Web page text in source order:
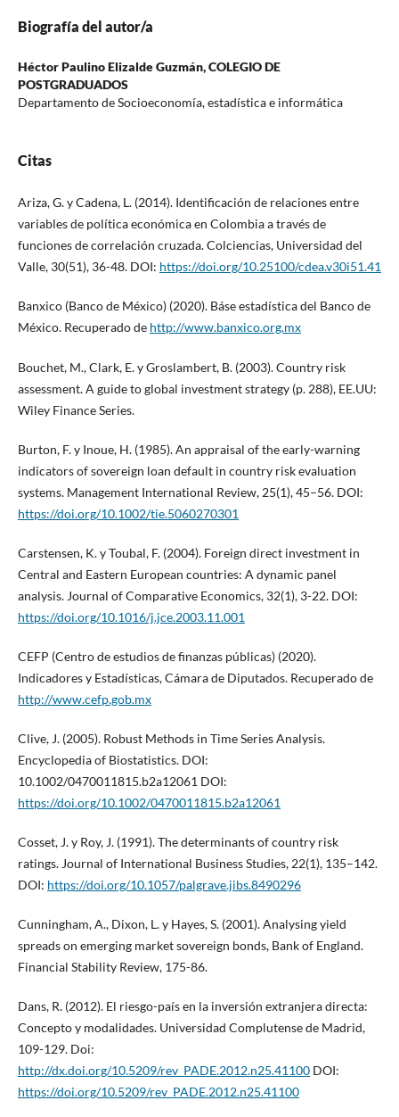
Biografía del autor/a
Héctor Paulino Elizalde Guzmán,COLEGIO DE
POSTGRADUADOS
Departamento de Socioeconomía, estadística e informática
Citas
Ariza, G. y Cadena, L. (2014). Identificación de relaciones entre
variables de política económica en Colombia a través de
funciones de correlación cruzada. Colciencias, Universidad del
Valle, 30(51), 36-48. DOI: https://doi.org/10.25100/cdea.v30i51.41
Banxico (Banco de México) (2020). Báse estadística del Banco de
México. Recuperado de http://www.banxico.org.mx
Bouchet, M., Clark, E. y Groslambert, B. (2003). Country risk
assessment. A guide to global investment strategy (p. 288), EE.UU:
Wiley Finance Series.
Burton, F. y Inoue, H. (1985). An appraisal of the early-warning
indicators of sovereign loan default in country risk evaluation
systems. Management International Review, 25(1), 45–56. DOI:
https://doi.org/10.1002/tie.5060270301
Carstensen, K. y Toubal, F. (2004). Foreign direct investment in
Central and Eastern European countries: A dynamic panel
analysis. Journal of Comparative Economics, 32(1), 3-22. DOI:
https://doi.org/10.1016/j.jce.2003.11.001
CEFP (Centro de estudios de finanzas públicas) (2020).
Indicadores y Estadísticas, Cámara de Diputados. Recuperado de
http://www.cefp.gob.mx
Clive, J. (2005). Robust Methods in Time Series Analysis.
Encyclopedia of Biostatistics. DOI:
10.1002/0470011815.b2a12061 DOI:
https://doi.org/10.1002/0470011815.b2a12061
Cosset, J. y Roy, J. (1991). The determinants of country risk
ratings. Journal of International Business Studies, 22(1), 135–142.
DOI: https://doi.org/10.1057/palgrave.jibs.8490296
Cunningham, A., Dixon, L. y Hayes, S. (2001). Analysing yield
spreads on emerging market sovereign bonds, Bank of England.
Financial Stability Review, 175-86.
Dans, R. (2012). El riesgo-país en la inversión extranjera directa:
Concepto y modalidades. Universidad Complutense de Madrid,
109-129. Doi:
http://dx.doi.org/10.5209/rev_PADE.2012.n25.41100DOI:
https://doi.org/10.5209/rev_PADE.2012.n25.41100